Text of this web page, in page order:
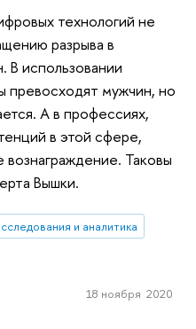
технологий не
разрыва в
В использовании
превосходят мужчин, но
А в профессиях,
в этой сфере,
Таковы
Вышки.
и аналитика
18 ноября 2020